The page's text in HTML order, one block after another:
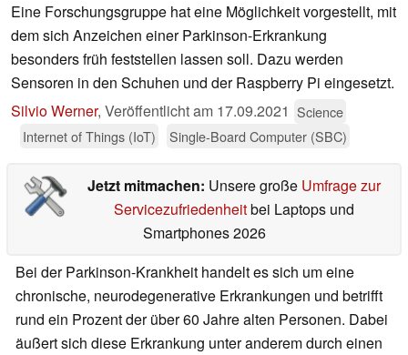
Eine Forschungsgruppe hat eine Möglichkeit vorgestellt, mit
dem sich Anzeichen einer Parkinson-Erkrankung
besonders früh feststellen lassen soll. Dazu werden
Sensoren in den Schuhen und der Raspberry Pi eingesetzt.
Silvio Werner, Veröffentlicht am 17.09.2021 Science
Internet of Things (IoT)
Single-Board Computer (SBC)
Jetzt mitmachen: Unsere große Umfrage zur
Servicezufriedenheitbei Laptops und
Smartphones 2026
Bei der Parkinson-Krankheit handelt es sich um eine
chronische, neurodegenerative Erkrankungen und betrifft
rund ein Prozent der über 60 Jahre alten Personen. Dabei
äußert sich diese Erkrankung unter anderem durch einen